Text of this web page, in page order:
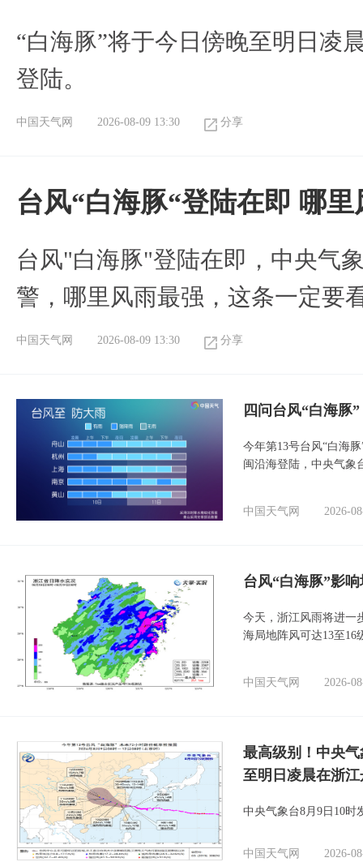
“白海豚”将于今日傍晚至明日凌
登陆。
中国天气网 2026-08-09 13:30 分享
台风“白海豚“登陆在即 哪
台风"白海豚"登陆在即，中央气
警，哪里风雨最强，这条一定要
中国天气网 2026-08-09 13:30 分享
四问台风“白海豚
今年第13号台风“白海
闽沿海登陆，中央气象
中国天气网 2026-
台风“白海豚”影
今天，浙江风雨将进一
海局地阵风可达13至16
中国天气网 2026-
最高级别！中央
至明日凌晨在浙
中央气象台8月9日10时
中国天气网 2026-